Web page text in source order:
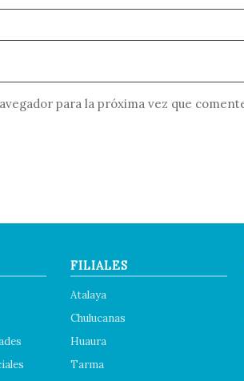
para la próxima vez que
FILIALES
Atalaya
Chulucanas
Huaura
Tarma